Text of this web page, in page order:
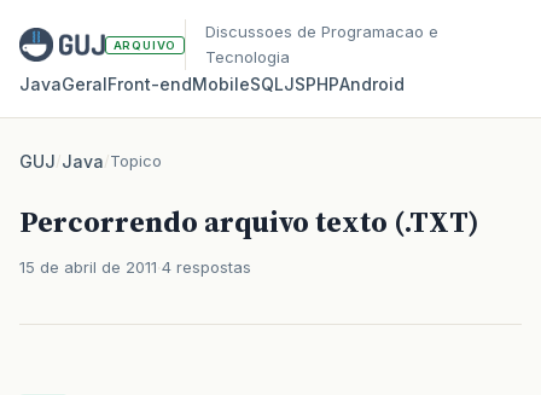
ARQUIVO
Discussoes de Programacao e
Tecnologia
JavaGeralFront‑endMobileSQLJSPHPAndroid
GUJ/Java/Topico
Percorrendo arquivo texto (.TXT)
15 de abril de 2011 4 respostas